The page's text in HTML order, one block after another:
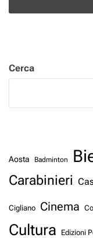
Cerca
Aosta Badminton
Carabinieri
Cigliano Cinema
Cultura Edizioni